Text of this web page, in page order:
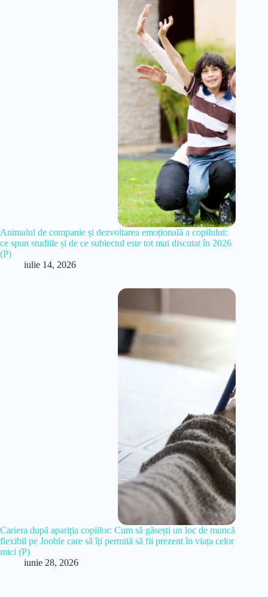
Animalul de companie și dezvoltarea emoțională a copilului:
ce spun studiile și de ce subiectul este tot mai discutat în 2026
(P)
iulie 14, 2026
Cariera după apariția copiilor: Cum să găsești un loc de muncă
flexibil pe Jooble care să îți permită să fii prezent în viața celor
mici (P)
iunie 28, 2026